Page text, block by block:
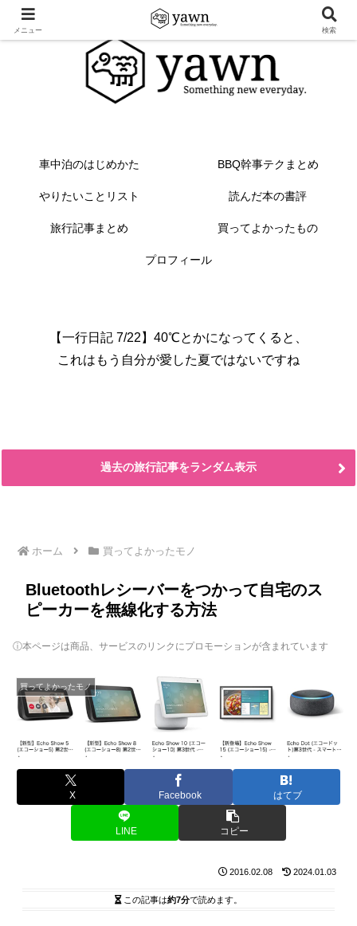
車中泊のはじめかた BBQ幹事テクまとめ
やりたいことリスト 読んだ本の書評
旅行記事まとめ 買ってよかったもの
プロフィール
【一行日記 7/22】40℃とかになってくると、
これはもう自分が愛した夏ではないですね
過去の旅行記事をランダム表示
ホーム 買ってよかったモノ
Bluetoothレシーバーをつかって自宅のス
ピーカーを無線化する方法
ⓘ本ページは商品、サービスのリンクにプロモーションが含まれています
買ってよかったモノ
X Facebook はてブ
LINE コピー
2016.02.08 2024.01.03
この記事は約7分で読めます。
メニュー 検索